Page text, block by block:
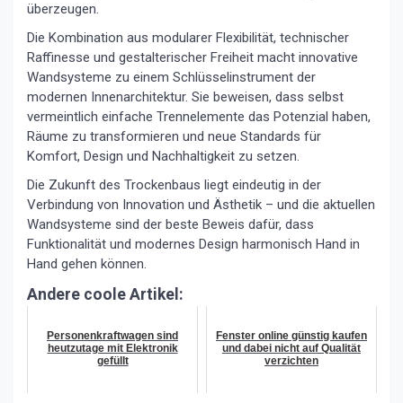
überzeugen.
Die Kombination aus modularer Flexibilität, technischer
Raffinesse und gestalterischer Freiheit macht innovative
Wandsysteme zu einem Schlüsselinstrument der
modernen Innenarchitektur. Sie beweisen, dass selbst
vermeintlich einfache Trennelemente das Potenzial haben,
Räume zu transformieren und neue Standards für
Komfort, Design und Nachhaltigkeit zu setzen.
Die Zukunft des Trockenbaus liegt eindeutig in der
Verbindung von Innovation und Ästhetik – und die aktuellen
Wandsysteme sind der beste Beweis dafür, dass
Funktionalität und modernes Design harmonisch Hand in
Hand gehen können.
Andere coole Artikel:
Personenkraftwagen sind
heutzutage mit Elektronik
gefüllt
Fenster online günstig kaufen
und dabei nicht auf Qualität
verzichten